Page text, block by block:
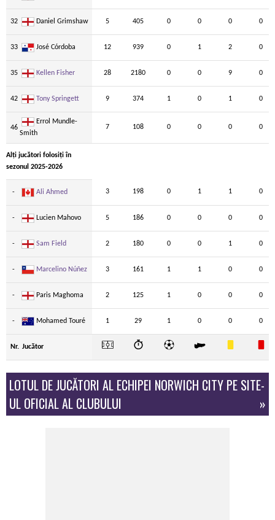
32 Daniel Grimshaw 5 405 0 0 0 0
33 José Córdoba 12 939 0 1 2 0
35 Kellen Fisher 28 2180 0 0 9 0
42 Tony Springett 9 374 1 0 1 0
46
Errol Mundle-
Smith
7 108 0 0 0 0
Alți jucători folosiți în
sezonul 2025-2026
- Ali Ahmed 3 198 0 1 1 0
- Lucien Mahovo 5 186 0 0 0 0
- Sam Field 2 180 0 0 1 0
- Marcelino Núñez 3 161 1 1 0 0
- Paris Maghoma 2 125 1 0 0 0
- Mohamed Touré 1 29 1 0 0 0
Nr. Jucător
LOTUL DE JUCĂTORI AL ECHIPEI NORWICH CITY PE SITE-
UL OFICIAL AL CLUBULUI
»